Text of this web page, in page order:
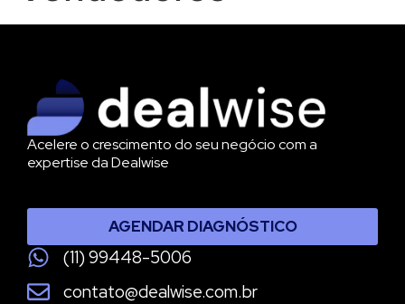
Acelere o crescimento do seu negócio com a
expertise da Dealwise
AGENDAR DIAGNÓSTICO
(11) 99448-5006
contato@dealwise.com.br